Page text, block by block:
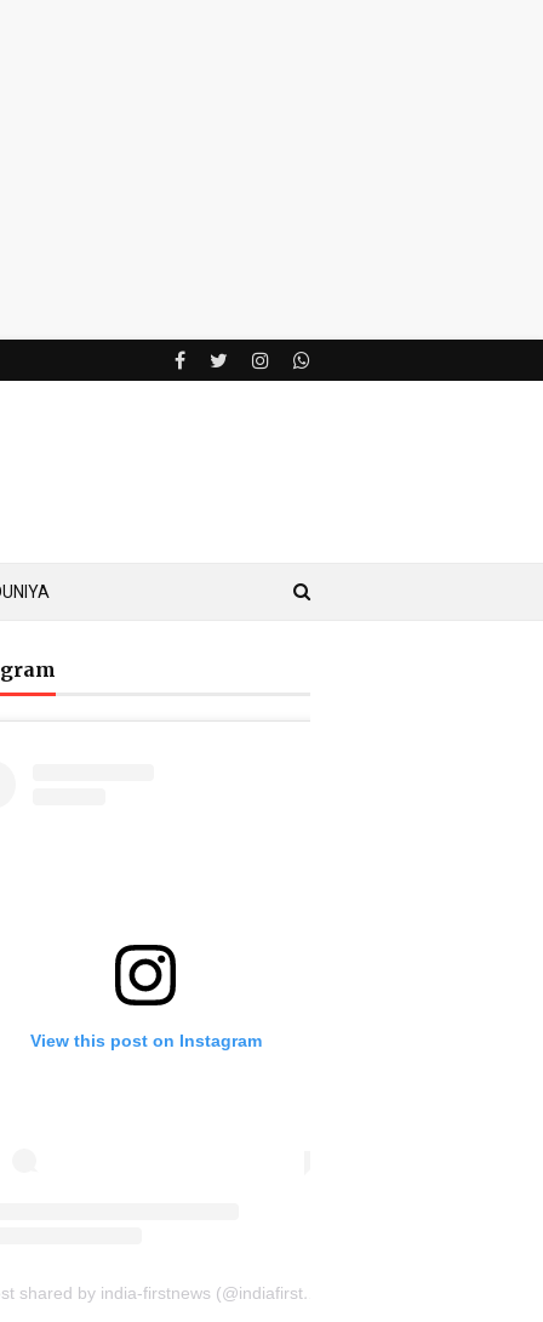
View this post on Instagram
A post shared by india-firstnews (@indiafirstnewsbkn)